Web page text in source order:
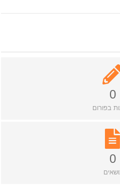
0
בפורום
0